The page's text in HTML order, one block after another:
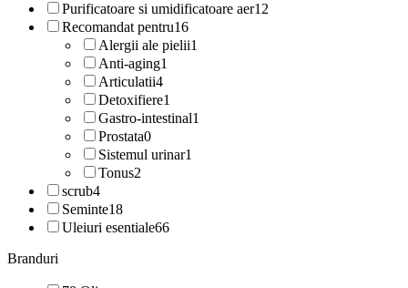
Purificatoare si umidificatoare aer12
Recomandat pentru16
Alergii ale pielii1
Anti-aging1
Articulatii4
Detoxifiere1
Gastro-intestinal1
Prostata0
Sistemul urinar1
Tonus2
scrub4
Seminte18
Uleiuri esentiale66
Branduri